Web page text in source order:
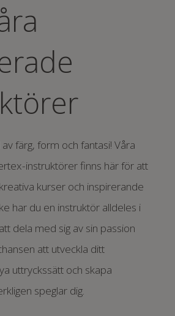
färg, form och fantasi! Våra
instruktörer finns här för att
kurser och inspirerande
har du en instruktör alldeles i
dela med sig av sin passion
att utveckla ditt
uttryckssätt och skapa
speglar dig.